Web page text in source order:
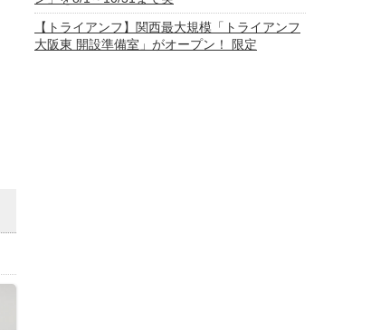
【トライアンフ】関西最大規模「トライアンフ
大阪東 開設準備室」がオープン！ 限定